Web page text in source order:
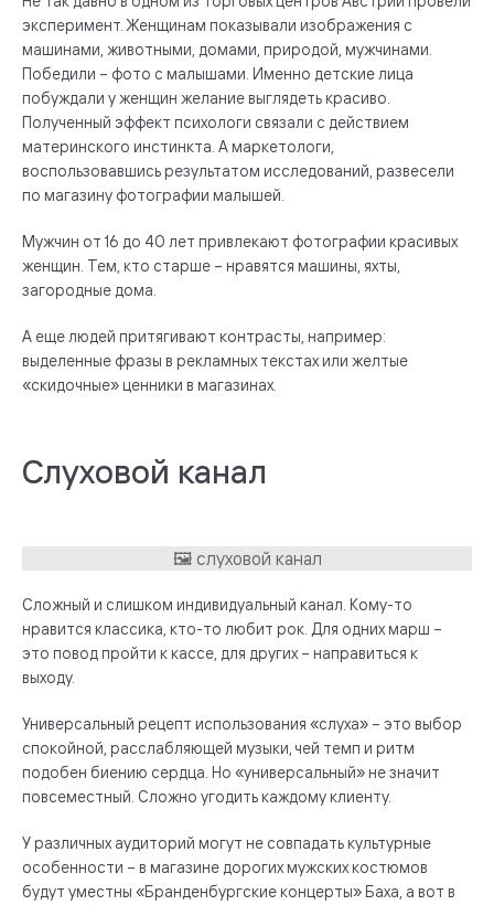
эксперимент. Женщинам показывали изображения с
машинами, животными, домами, природой, мужчинами.
Победили – фото с малышами. Именно детские лица
побуждали у женщин желание выглядеть красиво.
Полученный эффект психологи связали с действием
материнского инстинкта. А маркетологи,
воспользовавшись результатом исследований, развесели
по магазину фотографии малышей.
Мужчин от 16 до 40 лет привлекают фотографии красивых
женщин. Тем, кто старше – нравятся машины, яхты,
загородные дома.
А еще людей притягивают контрасты, например:
выделенные фразы в рекламных текстах или желтые
«скидочные» ценники в магазинах.
Слуховой канал
Сложный и слишком индивидуальный канал. Кому-то
нравится классика, кто-то любит рок. Для одних марш –
это повод пройти к кассе, для других – направиться к
выходу.
Универсальный рецепт использования «слуха» – это выбор
спокойной, расслабляющей музыки, чей темп и ритм
подобен биению сердца. Но «универсальный» не значит
повсеместный. Сложно угодить каждому клиенту.
У различных аудиторий могут не совпадать культурные
особенности – в магазине дорогих мужских костюмов
будут уместны «Бранденбургские концерты» Баха, а вот в